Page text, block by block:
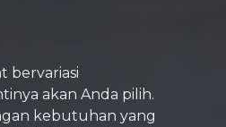
bervariasi
akan Anda pilih.
kebutuhan yang